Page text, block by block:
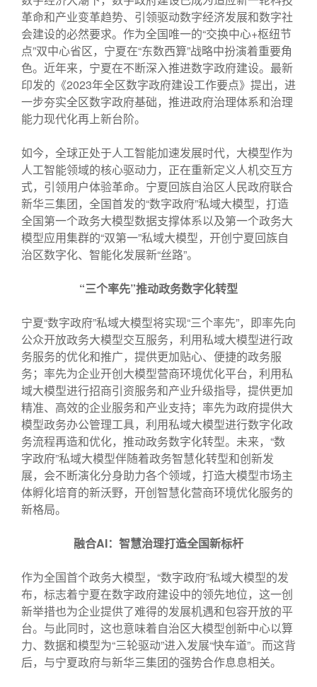
革命和产业变革趋势、引领驱动数字经济发展和数字社
会建设的必然要求。作为全国唯一的“交换中心+枢纽节
点”双中心省区，宁夏在“东数西算”战略中扮演着重要角
色。近年来，宁夏在不断深入推进数字政府建设。最新
印发的《2023年全区数字政府建设工作要点》提出，进
一步夯实全区数字政府基础，推进政府治理体系和治理
能力现代化再上新台阶。
如今，全球正处于人工智能加速发展时代，大模型作为
人工智能领域的核心驱动力，正在重新定义人机交互方
式，引领用户体验革命。宁夏回族自治区人民政府联合
新华三集团，全国首发的“数字政府”私域大模型，打造
全国第一个政务大模型数据支撑体系以及第一个政务大
模型应用集群的“双第一”私域大模型，开创宁夏回族自
治区数字化、智能化发展新“丝路”。
“三个率先”推动政务数字化转型
宁夏“数字政府”私域大模型将实现“三个率先”，即率先向
公众开放政务大模型交互服务，利用私域大模型进行政
务服务的优化和推广，提供更加贴心、便捷的政务服
务；率先为企业开创大模型营商环境优化平台，利用私
域大模型进行招商引资服务和产业升级指导，提供更加
精准、高效的企业服务和产业支持；率先为政府提供大
模型政务办公管理工具，利用私域大模型进行数字化政
务流程再造和优化，推动政务数字化转型。未来，“数
字政府”私域大模型伴随着政务智慧化转型和创新发
展，会不断演化分身助力各个领域，打造大模型市场主
体孵化培育的新沃野，开创智慧化营商环境优化服务的
新格局。
融合AI：智慧治理打造全国新标杆
作为全国首个政务大模型，“数字政府”私域大模型的发
布，标志着宁夏在数字政府建设中的领先地位，这一创
新举措也为企业提供了难得的发展机遇和包容开放的平
台。与此同时，这也意味着自治区大模型创新中心以算
力、数据和模型为“三轮驱动”进入发展“快车道”。而这背
后，与宁夏政府与新华三集团的强势合作息息相关。